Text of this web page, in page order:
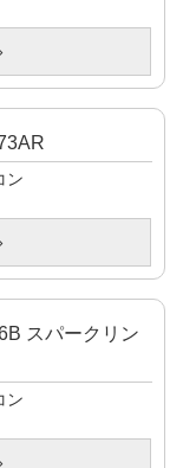
ン
スパークリン
ン